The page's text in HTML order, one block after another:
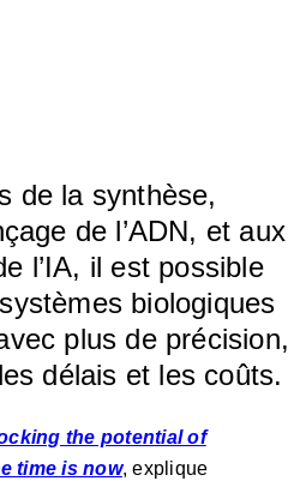
de la synthèse,
de l’ADN, et aux
l’IA, il est possible
biologiques
plus de précision,
délais et les coûts.
the potential of
time is now, explique